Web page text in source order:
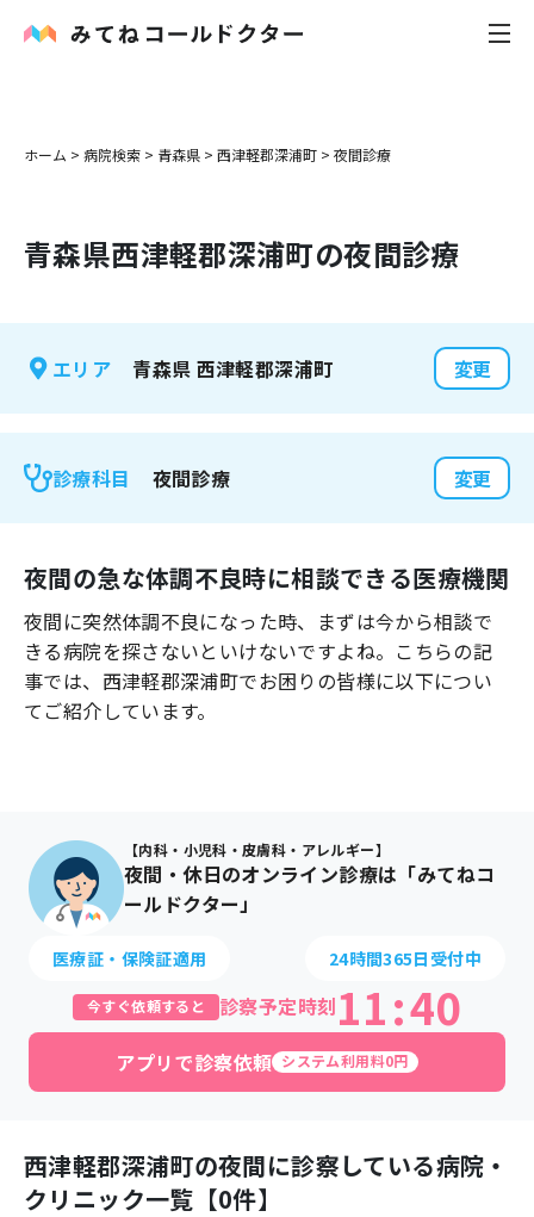
内科
花粉症
感染症
よくあるご質問
ホーム > 病院検索 > 青森県 > 西津軽郡深浦町 > 夜間診療
青森県西津軽郡深浦町の夜間診療
エリア 青森県 西津軽郡深浦町 変更
診療科目 夜間診療 変更
夜間の急な体調不良時に相談できる医療機関
夜間に突然体調不良になった時、まずは今から相談で
きる病院を探さないといけないですよね。こちらの記
事では、 西津軽郡深浦町でお困りの皆様に以下につい
てご紹介しています。
【内科・小児科・皮膚科・アレルギー】
夜間・休日のオンライン診療は「みてねコ
ールドクター」
医療証・保険証適用 24時間365日受付中
今すぐ依頼すると 診察予定時刻11:40
アプリで診察依頼 システム利用料0円
西津軽郡深浦町の夜間に診察している病院・
クリニック一覧【0件】